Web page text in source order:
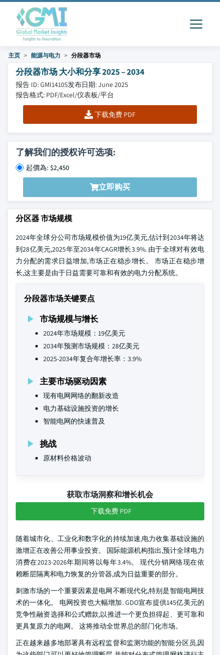
主页 能源与电力 分段器市场
分段器市场 大小和分享 2025 – 2034
报告 ID: GMI14105发布日期: June 2025
报告格式: PDF/Excel/仪表板/平台
下载免费 PDF
了解我们的授权许可选项:
起價為: $2,450
立即购买
分区器 市场规模
2024年全球分公司市场规模价值为19亿美元,估计到2034年将达
到28亿美元,2025年至2034年CAGR增长3.9%. 由于全球对有效电
力分配的需求日益增加,市场正在稳步增长。 市场正在稳步增
长,这主要是由于日益需要可靠和有效的电力分配系统。
分段器市场关键要点
市场规模与增长
2024年市场规模：19亿美元
2034年预测市场规模：28亿美元
2025-2034年复合年增长率：3.9%
主要市场驱动因素
现有电网网络的翻新改造
电力基础设施投资的增长
智能电网的快速普及
挑战
原材料价格波动
获取市场洞察和增长机会
下载免费 PDF
随着城市化、工业化和数字化的持续加速,电力收集基础设施的
激增正在改善公用事业投资。 国际能源机构指出,预计全球电力
消费在2023-2026年期间将以每年3.4%。 现代分销网络现在依
赖断层隔离和电力恢复的分管器,成为日益重要的部分。
刺激市场的一个重要因素是电网不断现代化,特别是智能电网技
术的一体化。 电网投资也大幅增加. GDO宣布提供145亿美元的
竞争性融资选择和公式赠款,以推进一个更负担得起、更可靠和
更具复原力的电网。 这将推动全世界总的部门化市场。
正在越来越多地部署具有远程监督和监测功能的智能分区员,因